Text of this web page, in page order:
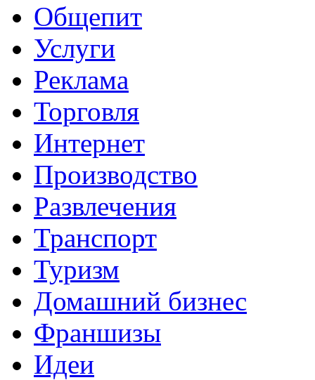
Общепит
Услуги
Реклама
Торговля
Интернет
Производство
Развлечения
Транспорт
Туризм
Домашний бизнес
Франшизы
Идеи